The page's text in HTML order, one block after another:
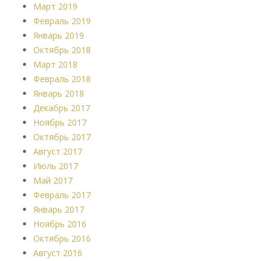
Март 2019
Февраль 2019
Январь 2019
Октябрь 2018
Март 2018
Февраль 2018
Январь 2018
Декабрь 2017
Ноябрь 2017
Октябрь 2017
Август 2017
Июль 2017
Май 2017
Февраль 2017
Январь 2017
Ноябрь 2016
Октябрь 2016
Август 2016